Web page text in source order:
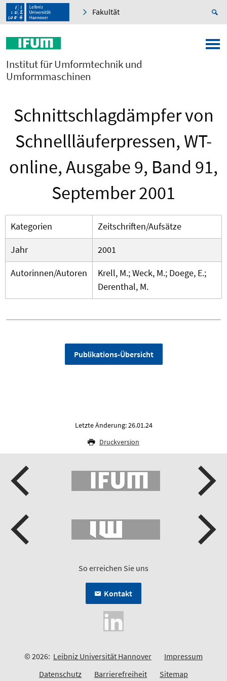
Fakultät
Institut für Umformtechnik und
Umformmaschinen
Schnittschlagdämpfer von
Schnellläuferpressen, WT-
online, Ausgabe 9, Band 91,
September 2001
Kategorien
Zeitschriften/Aufsätze
Jahr
2001
Autorinnen/Autoren
Krell, M.; Weck, M.; Doege, E.;
Derenthal, M.
Publikations-Übersicht
Letzte Änderung: 26.01.24
Druckversion
So erreichen Sie uns
Kontakt
© 2026: Leibniz Universität Hannover
Impressum
Datenschutz
Barrierefreiheit Sitemap